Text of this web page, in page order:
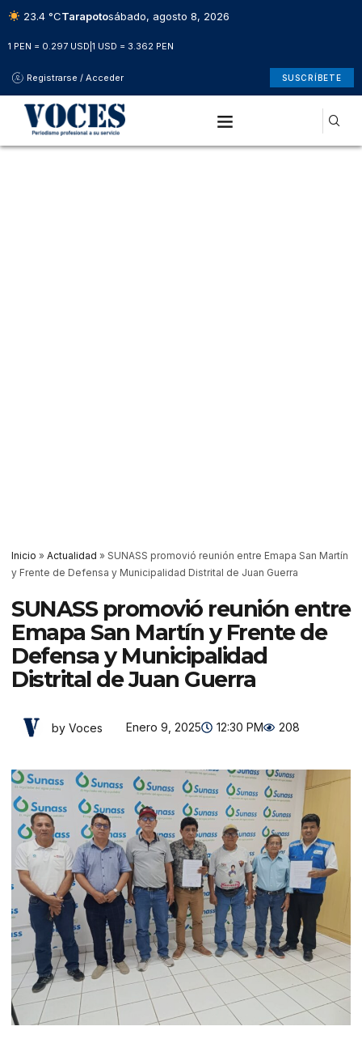
23.4 °CTarapotosábado, agosto 8, 2026
1 PEN = 0.297 USD 1 USD = 3.362 PEN
Registrarse / Acceder SUSCRÍBETE
Inicio » Actualidad » SUNASS promovió reunión entre Emapa San Martín
y Frente de Defensa y Municipalidad Distrital de Juan Guerra
SUNASS promovió reunión entre
Emapa San Martín y Frente de
Defensa y Municipalidad
Distrital de Juan Guerra
by Voces Enero 9, 2025 12:30 PM 208